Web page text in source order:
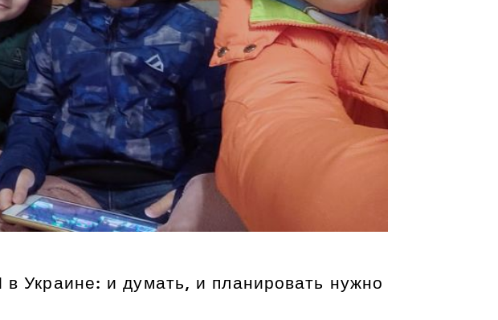
Украине: и думать, и планировать нужно